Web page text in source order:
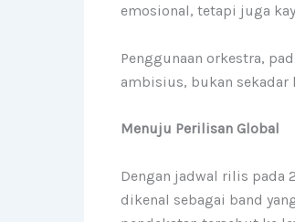
emosional, tetapi juga
Penggunaan orkestra,
ambisius, bukan
Menuju Perilisan Global
Dengan jadwal rilis pada
dikenal sebagai band